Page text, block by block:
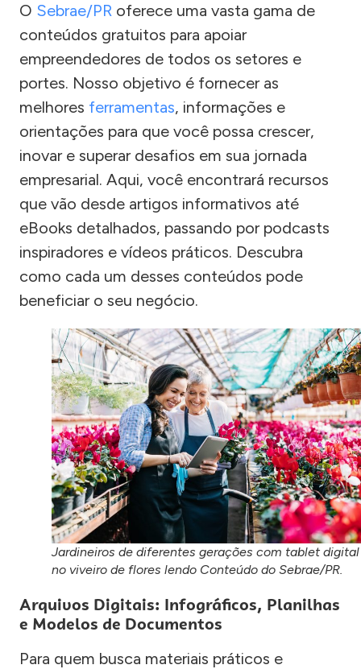
O Sebrae/PR oferece uma vasta gama de
conteúdos gratuitos para apoiar
empreendedores de todos os setores e
portes. Nosso objetivo é fornecer as
melhores ferramentas, informações e
orientações para que você possa crescer,
inovar e superar desafios em sua jornada
empresarial. Aqui, você encontrará recursos
que vão desde artigos informativos até
eBooks detalhados, passando por podcasts
inspiradores e vídeos práticos. Descubra
como cada um desses conteúdos pode
beneficiar o seu negócio.
Jardineiros de diferentes gerações com tablet digital
no viveiro de flores lendo Conteúdo do Sebrae/PR.
Arquivos Digitais: Infográficos, Planilhas
e Modelos de Documentos
Para quem busca materiais práticos e